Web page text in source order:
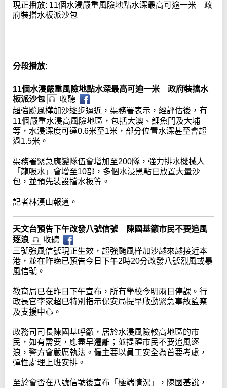
現正播放: 11個水浸嚴重風險地點水深最高可逾一米 政
府裝擋水板派沙包
分段播放:
11個水浸嚴重風險地點水深最高可逾一米 政府裝擋水
板派沙包
收聽
超強颱風樺加沙逐步逼近，渠務署表示，經評估後，有
11個嚴重水浸高風險地區，包括大澳、鯉魚門及大埔
等，水浸深度可達0.6米至1米，部分位置水深甚至會超
過1.5米。
渠務署緊急應變隊伍會增加至200隊，強力排水機械人
「龍吸水」會增至10部，多個水浸黑點已放置大量沙
包，並預先裝設擋水板等。
記者林漢山報道。
天文台預告下午改發八號信號 陳國基籲市民不要追風
逐浪
收聽
三號強風信號現正生效，超強颱風樺加沙越來越接近本
港，並在昨晚已預告今日下午2時20分改發八號烈風或暴
風信號。
教育局已在昨日下午宣布，所有學校今明兩日停課。行
政長官李家超已特別指示保安局提早啟動緊急事故監察
及支援中心。
政務司司長陳國基呼籲，居於水浸風險較高地區的市
民，如有需要，應盡早遷離；並提醒市民不要追風逐
浪，警方會嚴厲執法。僱主要以員工安全為首要考慮，
彈性處理上班安排。
至於會否在八號信號後宣布「極端情況」，陳國基說，